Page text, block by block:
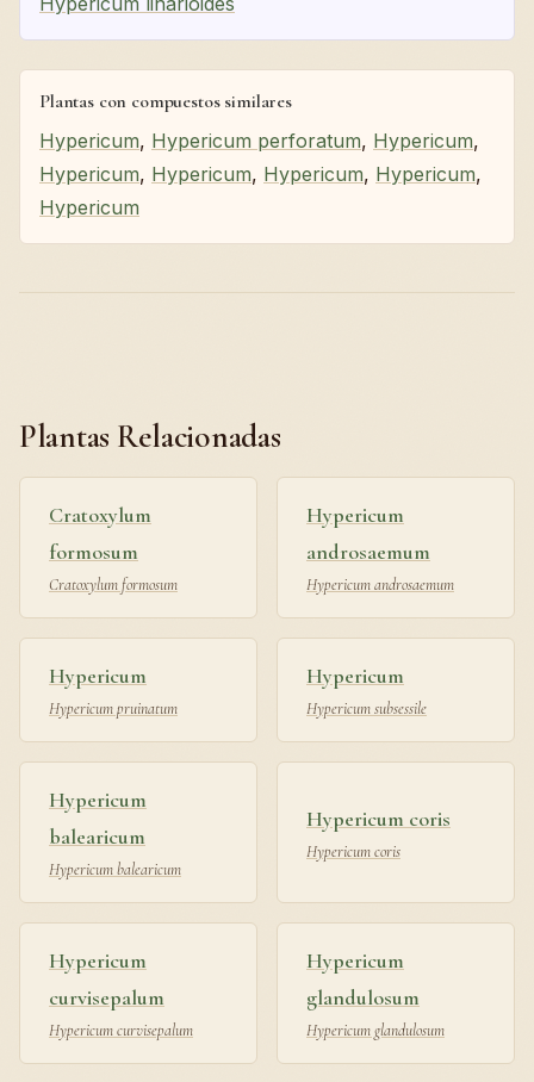
Plantas con compuestos similares
Hypericum, Hypericum perforatum, Hypericum,
Hypericum, Hypericum, Hypericum, Hypericum,
Hypericum
Plantas Relacionadas
Cratoxylum
formosum
Cratoxylum formosum
Hypericum
androsaemum
Hypericum androsaemum
Hypericum
Hypericum pruinatum
Hypericum
Hypericum subsessile
Hypericum
balearicum
Hypericum balearicum
Hypericum coris
Hypericum coris
Hypericum
curvisepalum
Hypericum curvisepalum
Hypericum
glandulosum
Hypericum glandulosum